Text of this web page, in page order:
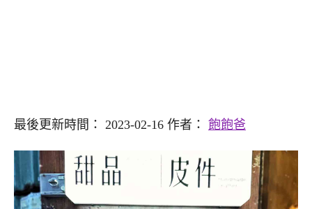
最後更新時間： 2023-02-16 作者： 飽飽爸